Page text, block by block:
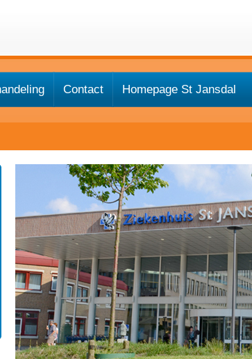
Contact Homepage St Jansdal